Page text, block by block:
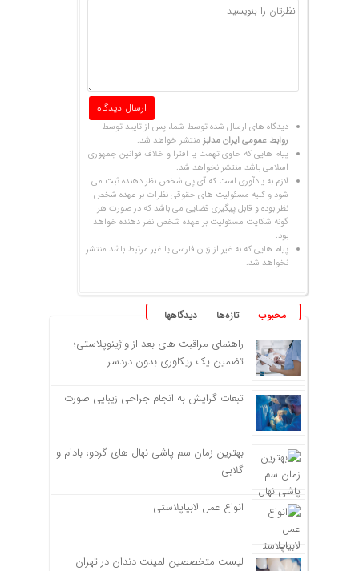
دیدگاه های ارسال شده توسط شما، پس از تایید توسط
روابط عمومی ایران مدلبز منتشر خواهد شد.
پیام هایی که حاوی تهمت یا افترا و خلاف قوانین جمهوری
اسلامی باشد منتشر نخواهد شد.
لازم به یادآوری است که آی پی شخص نظر دهنده ثبت می
شود و کلیه مسئولیت های حقوقی نظرات بر عهده شخص
نظر بوده و قابل پیگیری قضایی می باشد که در صورت هر
گونه شکایت مسئولیت بر عهده شخص نظر دهنده خواهد
بود.
پیام هایی که به غیر از زبان فارسی یا غیر مرتبط باشد منتشر
نخواهد شد.
محبوب تازه‌ها دیدگاهها
راهنمای مراقبت های بعد از واژینوپلاستی؛
تضمین یک ریکاوری بدون دردسر
تبعات گرایش به انجام جراحی زیبایی صورت
بهترین زمان سم پاشی نهال های گردو، بادام و
گلابی
انواع عمل لابیاپلاستی
لیست متخصصین لمینت دندان در تهران